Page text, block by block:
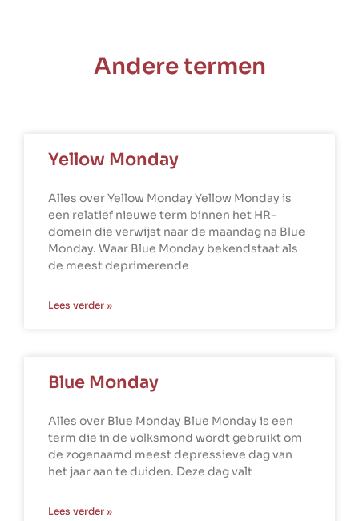
Andere termen
Yellow Monday
Alles over Yellow Monday Yellow Monday is
een relatief nieuwe term binnen het HR-
domein die verwijst naar de maandag na Blue
Monday. Waar Blue Monday bekendstaat als
de meest deprimerende
Lees verder »
Blue Monday
Alles over Blue Monday Blue Monday is een
term die in de volksmond wordt gebruikt om
de zogenaamd meest depressieve dag van
het jaar aan te duiden. Deze dag valt
Lees verder »